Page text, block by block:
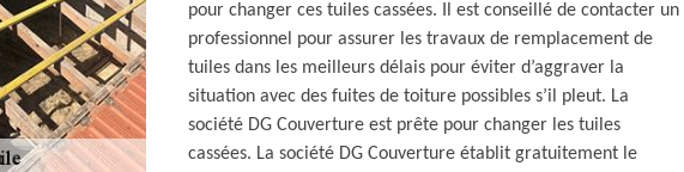
pour changer ces tuiles cassées. Il est conseillé de contacter un
professionnel pour assurer les travaux de remplacement de
tuiles dans les meilleurs délais pour éviter d’aggraver la
situation avec des fuites de toiture possibles s’il pleut. La
société DG Couverture est prête pour changer les tuiles
cassées. La société DG Couverture établit gratuitement le